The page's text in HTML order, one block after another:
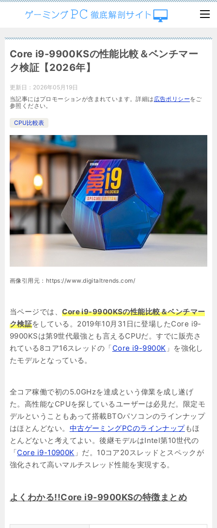
Core i9-9900KSの性能比較＆ベンチマー
ク検証【2026年】
更新日： 2026年05月19日
当記事にはプロモーションが含まれています。詳細は 広告ポリシーをご
参照ください。
CPU比較表
画像引用元：https://www.digitaltrends.com/
当ページでは、Core i9-9900KSの性能比較＆ベンチマー
ク検証をしている。2019年10月31日に登場したCore i9-
9900KSは第9世代最強とも言えるCPUだ。すでに販売さ
れている8コア16スレッドの「Core i9-9900K 」を強化し
たモデルとなっている。
全コア稼働で初の5.0GHzを達成という偉業を成し遂げ
た。高性能なCPUを探しているユーザーは必見だ。限定モ
デルということもあって搭載BTOパソコンのラインナップ
はほとんどない。 中古ゲーミングPCのラインナップもほ
とんどないと考えてよい。後継モデルはIntel第10世代の
「Core i9-10900K 」だ。10コア20スレッドとスペックが
強化されて高いマルチスレッド性能を実現する。
よくわかる!!Core i9-9900KSの特徴まとめ